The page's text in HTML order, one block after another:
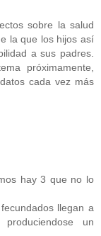
sobre la salud
la que los hijos así
a sus padres.
próximamente,
cada vez más
hay 3 que no lo
llegan a
un